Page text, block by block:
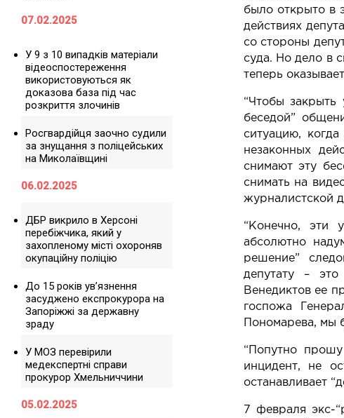
07.02.2025
У 9 з 10 випадків матеріали
відеоспостереження
використовуються як
доказова база під час
розкриття злочинів
Росгвардійця заочно судили
за знущання з поліцейських
на Миколаївщині
06.02.2025
ДБР викрило в Херсоні
перебіжчика, який у
захопленому місті охороняв
окупаційну поліцію
До 15 років ув’язнення
засуджено експрокурора на
Запоріжжі за державну
зраду
У МОЗ перевірили
медекспертні справи
прокурор Хмельниччини
05.02.2025
было открыто в
действиях
со стороны
суда. Но дело в
теперь
“Чтобы
беседой”
ситуацию, когда
незаконных
снимают эту
снимать на
журналистской
“Конечно, эти
абсолютно
решение”
депутату –
Венедиктов ее
госпожа
Пономарева, мы
“Попутно
инцидент, не
останавливает
7 февраля экс-